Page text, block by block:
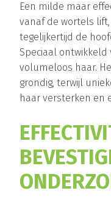
Een milde maar
vanaf de wortels
tegelijkertijd de
Speciaal ontwikkeld
volumeloos haar.
grondig, terwijl
haar versterken en